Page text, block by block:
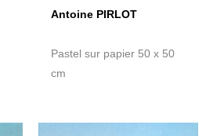
Antoine PIRLOT
Pastel sur papier 50 x 50
cm